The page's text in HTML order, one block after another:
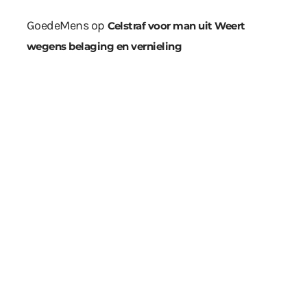
GoedeMensop Celstraf voor man uit Weert
wegens belaging en vernieling